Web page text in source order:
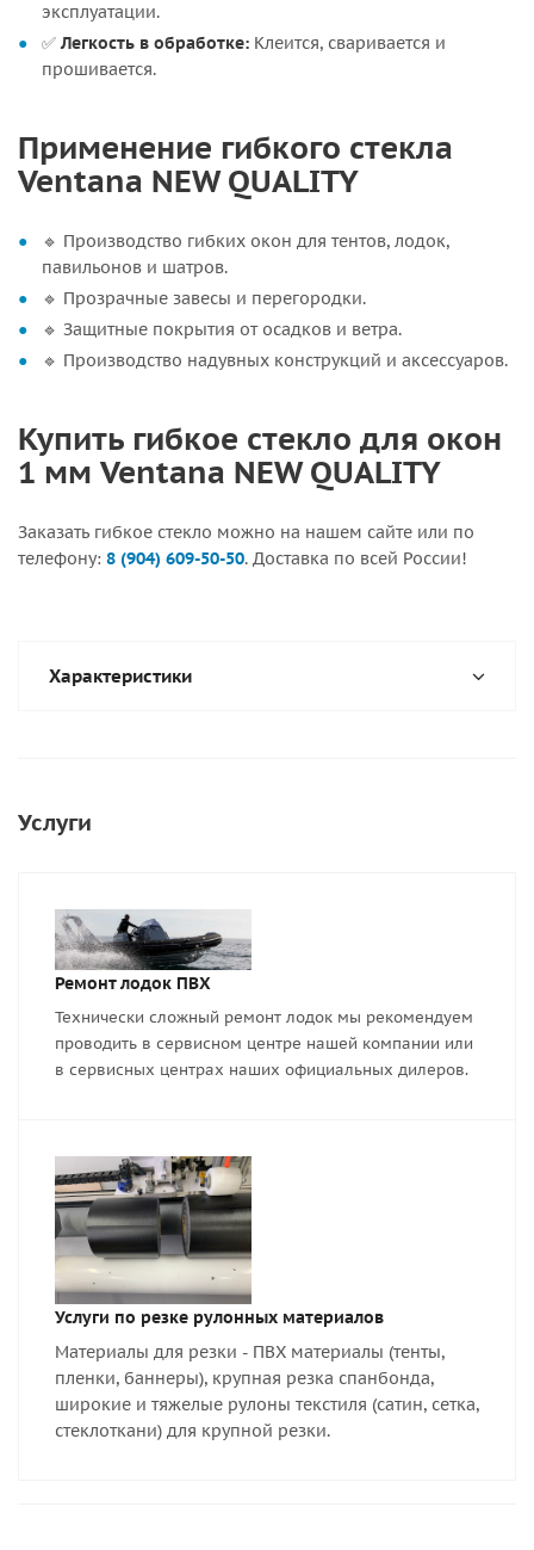
эксплуатации.
✅Легкость в обработке: Клеится, сваривается и
прошивается.
Применение гибкого стекла
Ventana NEW QUALITY
🔹 Производство гибких окон для тентов, лодок,
павильонов и шатров.
🔹 Прозрачные завесы и перегородки.
🔹 Защитные покрытия от осадков и ветра.
🔹 Производство надувных конструкций и аксессуаров.
Купить гибкое стекло для окон
1 мм Ventana NEW QUALITY
Заказать гибкое стекло можно на нашем сайте или по
телефону: 8 (904) 609-50-50. Доставка по всей России!
Характеристики
Услуги
Ремонт лодок ПВХ
Технически сложный ремонт лодок мы рекомендуем
проводить в сервисном центре нашей компании или
в сервисных центрах наших официальных дилеров.
Услуги по резке рулонных материалов
Материалы для резки - ПВХ материалы (тенты,
пленки, баннеры), крупная резка спанбонда,
широкие и тяжелые рулоны текстиля (сатин, сетка,
стеклоткани) для крупной резки.